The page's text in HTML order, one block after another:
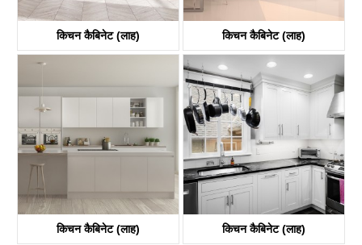
किचन कैबिनेट (लाह) किचन कैबिनेट (लाह)
किचन कैबिनेट (लाह) किचन कैबिनेट (लाह)